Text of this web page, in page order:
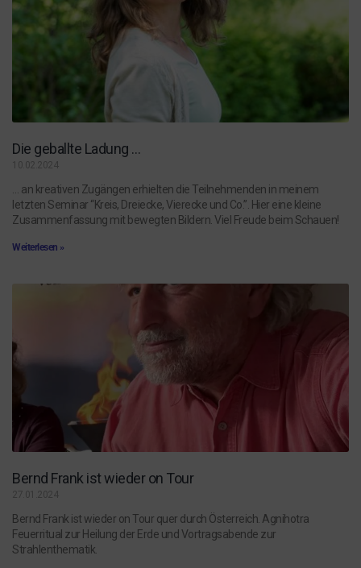
Die geballte Ladung …
10.02.2024
… an kreativen Zugängen erhielten die Teilnehmenden in meinem
letzten Seminar “Kreis, Dreiecke, Vierecke und Co.”. Hier eine kleine
Zusammenfassung mit bewegten Bildern. Viel Freude beim Schauen!
Weiterlesen »
Bernd Frank ist wieder on Tour
27.01.2024
Bernd Frank ist wieder on Tour quer durch Österreich. Agnihotra
Feuerritual zur Heilung der Erde und Vortragsabende zur
Strahlenthematik.